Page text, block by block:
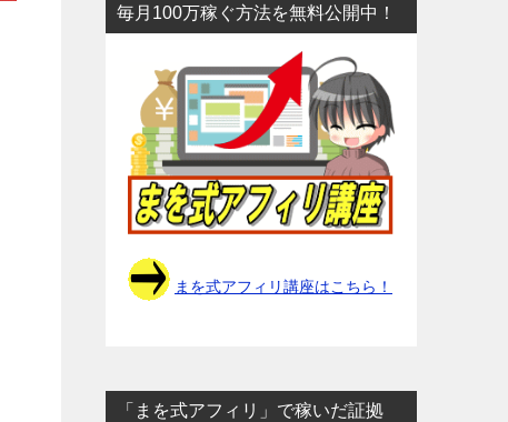
毎月100万稼ぐ方法を無料公開中！
まを式アフィリ講座はこちら！
「まを式アフィリ」で稼いだ証拠